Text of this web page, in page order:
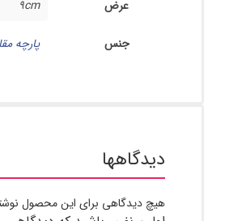
عرض 9cm
جنس پارچه
دیدگاهها
هیچ دیدگاهی برای این محصول